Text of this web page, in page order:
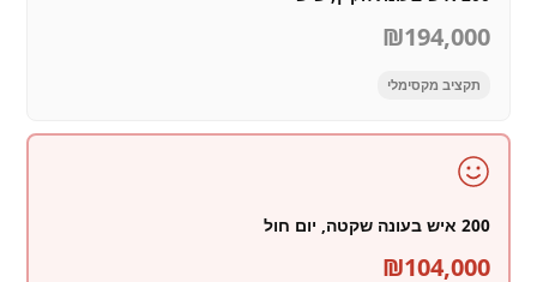
₪194,000
תקציב מקסימלי
200 איש בעונה שקטה, יום חול
₪104,000